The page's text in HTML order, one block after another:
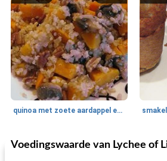
quinoa met zoete aardappel en champignons
40 min
One Dish Meal
Voedingswaarde van Lychee of